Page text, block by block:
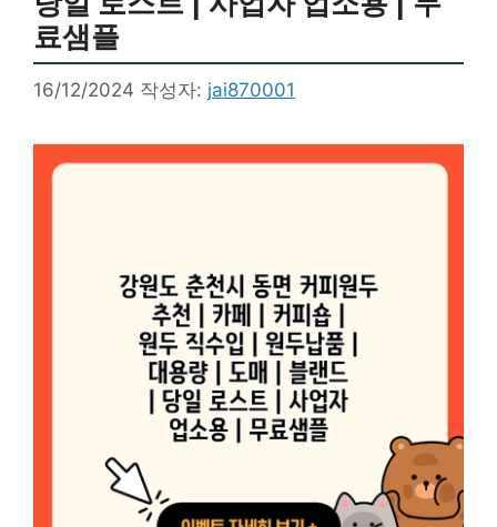
료샘플
16/12/2024 작성자: jai870001